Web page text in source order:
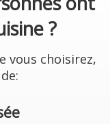
?
vous choisirez,